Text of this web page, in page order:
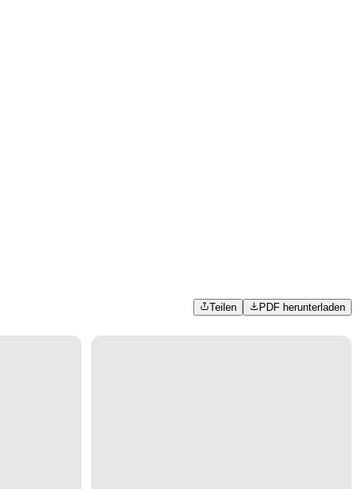
Teilen PDF herunterladen